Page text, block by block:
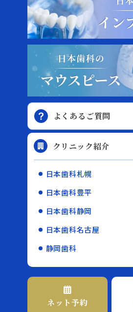
よくあるご質問
クリニック紹介
日本歯科札幌
日本歯科豊平
日本歯科静岡
日本歯科名古屋
静岡歯科
ネット予約